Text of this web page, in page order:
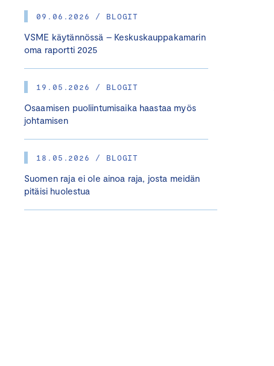
09.06.2026 / BLOGIT
VSME käytännössä – Keskuskauppakamarin
oma raportti 2025
19.05.2026 / BLOGIT
Osaamisen puoliintumisaika haastaa myös
johtamisen
18.05.2026 / BLOGIT
Suomen raja ei ole ainoa raja, josta meidän
pitäisi huolestua